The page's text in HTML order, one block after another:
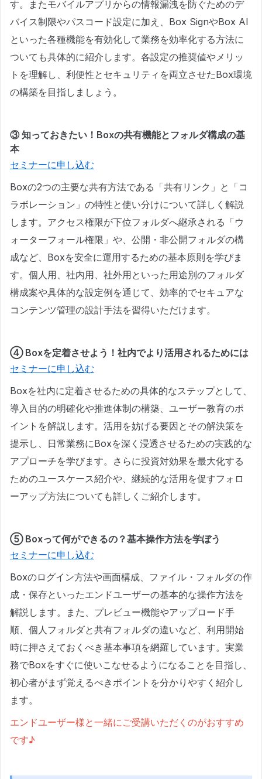
す。またモバイルアプリからの情報漏洩を防ぐためのデ
バイス制限やパスコード設定に加え、Box SignやBox AI
といった各種機能を有効化して業務を効率化する方法に
ついても具体的に紹介します。各設定の推奨値やメリッ
トを理解し、利便性とセキュリティを両立させたBox環境
の構築を目指しましょう。
③ 知っておきたい！Boxの共有機能とフォルダ構成の基
本
セミナーに申し込む
Boxの2つの主要な共有方法である「共有リンク」と「コ
ラボレーション」の特性と使い分けについて詳しく解説
します。アクセス権限が下位フォルダへ継承される「ウ
ォーターフォール権限」や、公開・非公開フォルダの構
成など、Boxを安全に運用するための基本原則を学びま
す。個人用、社内用、社外用といった用途別のフォルダ
構成案や具体的な設定例を通じて、効率的でセキュアな
コンテンツ管理の設計手法を習得いただけます。
④ Boxを定着させよう！社内でより活用されるためには
セミナーに申し込む
Boxを社内に定着させるための具体的なステップとして、
導入目的の明確化や推進体制の構築、ユーザー教育のポ
イントを解説します。活用を妨げる要因とその解決策を
提示し、日常業務にBoxを深く浸透させるための実践的な
アプローチを学びます。さらに投資対効果を最大化する
ためのユースケース紹介や、継続的な活用を促すフォロ
ーアップ方法についても詳しくご紹介します。
⑤ Boxって何ができるの？基本操作方法を学ぼう
セミナーに申し込む
Boxのログイン方法や画面構成、ファイル・フォルダの作
成・保存といったエンドユーザーの基本的な操作方法を
解説します。また、プレビュー機能やアップロード手
順、個人フォルダと共有フォルダの違いなど、利用開始
時に押さえておくべき基本事項を網羅しています。実業
務でBoxをすぐに使いこなせるようになることを目指し、
初心者がまず覚えるべきポイントを分かりやすく紹介し
ます。
エンドユーザー様と一緒にご受講いただくのがおすすめ
です♪